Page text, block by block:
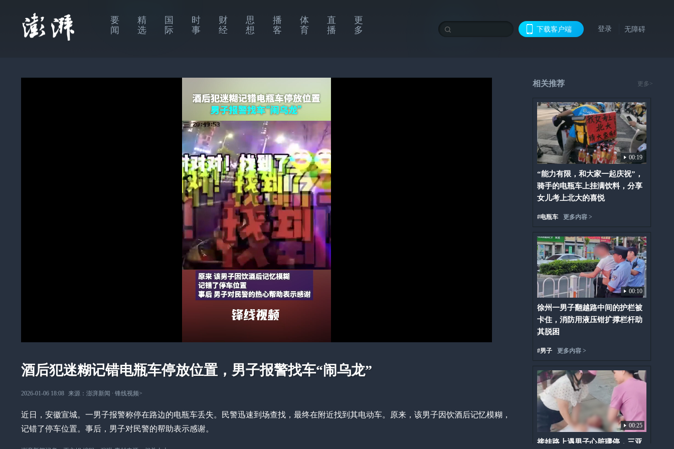
要
闻
精
选
国
际
时
事
财
经
思
想
播
客
体
育
直
播
更
多
下载客户端 登录 无障碍
酒后犯迷糊记错电瓶车停放位置，男子报警找车“闹乌龙”
2026-01-06 18:08 来源： 澎湃新闻 ∙ 锋线视频>
近日，安徽宣城。一男子报警称停在路边的电瓶车丢失。民警迅速到场查找，最终在附近找到其电动车。原来，该男子因饮酒后记忆模糊，
记错了停车位置。事后，男子对民警的帮助表示感谢。
相关推荐 更多>
00:19
“能力有限，和大家一起庆祝”，
骑手的电瓶车上挂满饮料，分享
女儿考上北大的喜悦
#电瓶车 更多内容 >
00:10
徐州一男子翻越路中间的护栏被
卡住，消防用液压钳扩撑栏杆助
其脱困
#男子 更多内容 >
00:25
接娃路上遇男子心脏骤停，三亚